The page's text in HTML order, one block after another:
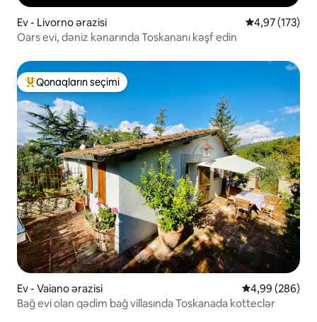
Ev - Livorno ərazisi Ortalama
4,97 (173)
Oars evi, dəniz kənarında Toskananı kəşf edin
Populyar "Qonaqların seçimi"
Qonaqların seçimi
Ev - Vaiano ərazisi Ortalama
4,99 (286)
Bağ evi olan qədim bağ villasında Toskanada kotteclər